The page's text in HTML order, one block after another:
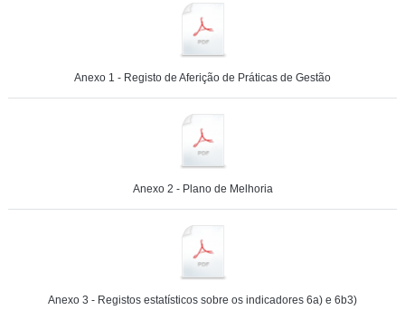
Anexo 1 - Registo de Aferição de Práticas de Gestão
Anexo 2 - Plano de Melhoria
Anexo 3 - Registos estatísticos sobre os indicadores 6a) e 6b3)